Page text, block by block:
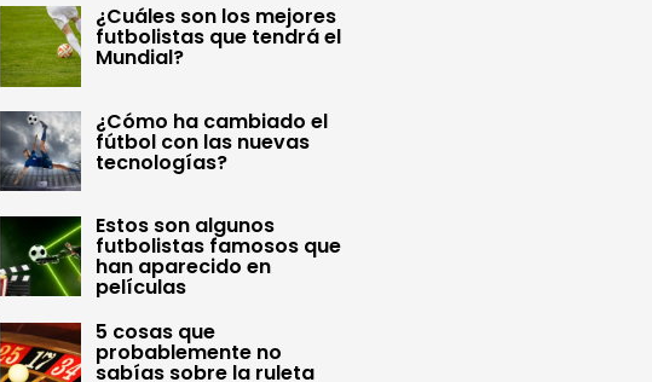
¿Cuáles son los mejores
futbolistas que tendrá el
Mundial?
¿Cómo ha cambiado el
fútbol con las nuevas
tecnologías?
Estos son algunos
futbolistas famosos que
han aparecido en
películas
5 cosas que
probablemente no
sabías sobre la ruleta